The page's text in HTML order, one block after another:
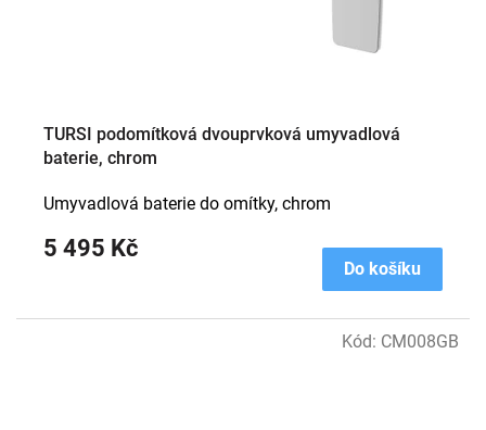
TURSI podomítková dvouprvková umyvadlová
baterie, chrom
5 495 Kč
Do košíku
Umyvadlová baterie do omítky, chrom
Kód: CM008GB